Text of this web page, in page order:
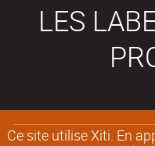
Ce site utilise Xiti. En
LES